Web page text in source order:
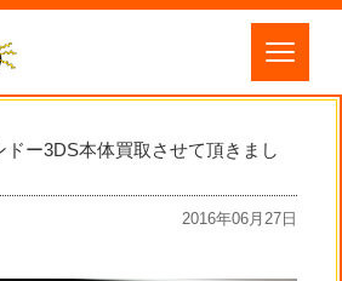
ドー3DS本体買取させて頂きまし
2016年06月27日